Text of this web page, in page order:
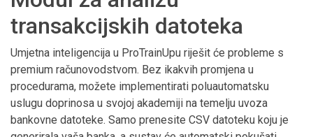
transakcijskih datoteka
Umjetna inteligencija u ProTrainUpu riješit će probleme s
premium računovodstvom. Bez ikakvih promjena u
procedurama, možete implementirati poluautomatsku
uslugu doprinosa u svojoj akademiji na temelju uvoza
bankovne datoteke. Samo prenesite CSV datoteku koju je